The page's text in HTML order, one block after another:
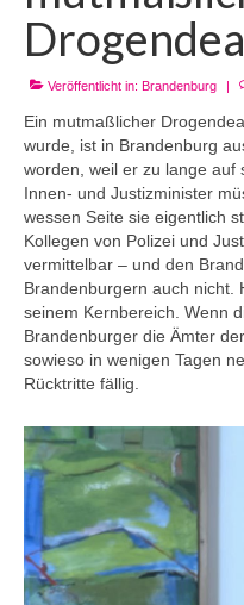
Veröffentlicht in: Brandenburg |
Ein mutmaßlicher
wurde, ist in Brandenburg
worden, weil er zu lange auf
Innen- und Justizminister
wessen Seite sie eigentlich
Kollegen von Polizei und
vermittelbar – und den
Brandenburgern auch nicht.
seinem Kernbereich. Wenn
Brandenburger die Ämter
sowieso in wenigen Tagen
Rücktritte fällig.